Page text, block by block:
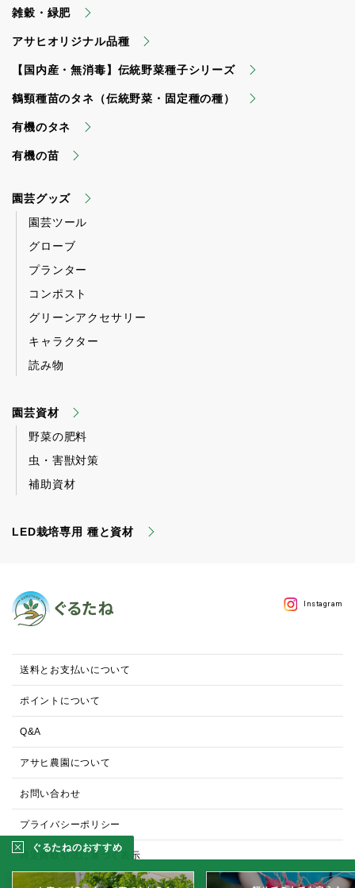
雑穀・緑肥
アサヒオリジナル品種
【国内産・無消毒】伝統野菜種子シリーズ
鶴頸種苗のタネ（伝統野菜・固定種の種）
有機のタネ
有機の苗
園芸グッズ
園芸ツール
グローブ
プランター
コンポスト
グリーンアクセサリー
キャラクター
読み物
園芸資材
野菜の肥料
虫・害獣対策
補助資材
LED栽培専用 種と資材
Instagram
送料とお支払いについて
ポイントについて
Q&A
アサヒ農園について
お問い合わせ
プライバシーポリシー
特定商取引法に基づく表示
ぐるたねのおすすめ